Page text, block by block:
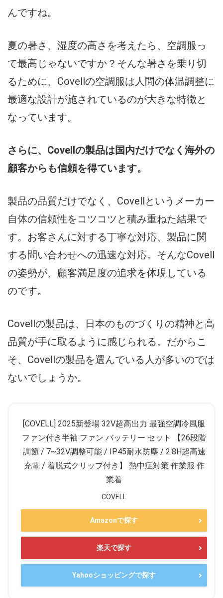
んですね。
夏の暑さ、湿度の高さを考えたら、空調服っ
て最高じゃないですか？そんな暑さを乗り切
るために、Covellの空調服は人間の体温調整に
最適な設計が施されているのが大きな特徴と
なっています。
さらに、Covellの製品は国内だけでなく海外の
顧客からも信頼を得ています。
製品の品質だけでなく、Covellというメーカー
自体の信頼性をコツコツと積み重ねた結果で
す。お客さんに対する丁寧な対応、製品に関
する問い合わせへの迅速な対応。そんなCovell
の姿勢が、顧客満足度の追求を体現している
のです。
Covellの製品は、日本のものづくりの精神と高
品質が手に取るように感じられる。だからこ
そ、Covellの製品を選んでいる人が多いのでは
ないでしょうか。
[COVELL] 2025新登場 32V超高出力 最強空調冷風服
ファン付き半袖 ファン バッテリー セット 【26段階
調節 / 7~32V調整可能 / IP45耐水防塵 / 2.8H超高速
充電 / 着脱式クリップ付き】 熱中症対策 作業服 作
業着
COVELL
Amazonで探す
楽天で探す
Yahooショッピングで探す